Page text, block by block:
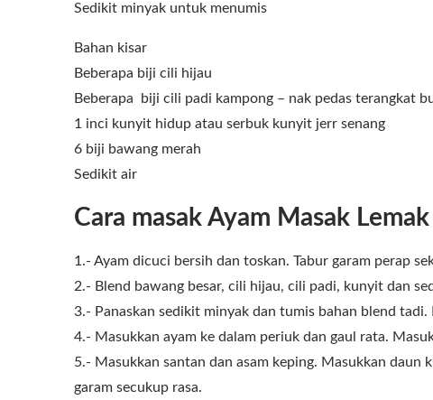
Sedikit minyak untuk menumis
Bahan kisar
Beberapa biji cili hijau
Beberapa biji cili padi kampong – nak pedas terangkat
1 inci kunyit hidup atau serbuk kunyit jerr senang
6 biji bawang merah
Sedikit air
Cara masak Ayam Masak
1.- Ayam dicuci bersih dan toskan. Tabur garam perap
2.- Blend bawang besar, cili hijau, cili padi, kunyit dan
3.- Panaskan sedikit minyak dan tumis bahan blend
4.- Masukkan ayam ke dalam periuk dan gaul rata.
5.- Masukkan santan dan asam keping. Masukkan daun
garam secukup rasa.